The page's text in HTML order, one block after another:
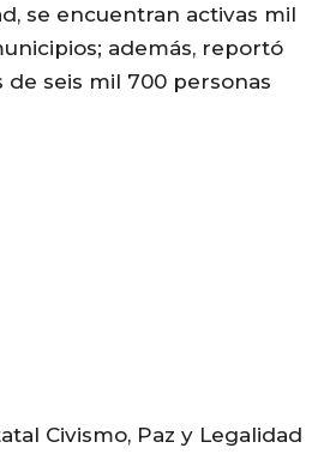
se encuentran activas mil
además, reportó
seis mil 700 personas
Civismo, Paz y Legalidad